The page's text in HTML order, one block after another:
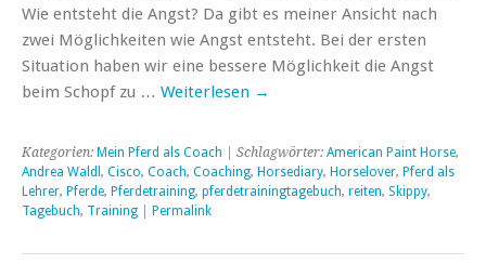
Wie entsteht die Angst? Da gibt es meiner Ansicht nach
zwei Möglichkeiten wie Angst entsteht. Bei der ersten
Situation haben wir eine bessere Möglichkeit die Angst
beim Schopf zu … Weiterlesen →
Kategorien: Mein Pferd als Coach | Schlagwörter: American Paint Horse,
Andrea Waldl , Cisco, Coach, Coaching, Horsediary, Horselover, Pferd als
Lehrer, Pferde, Pferdetraining, pferdetrainingtagebuch, reiten, Skippy,
Tagebuch, Training Permalink